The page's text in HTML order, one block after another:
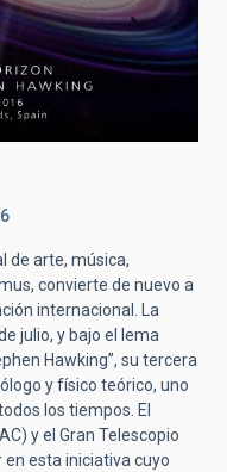
de arte, música,
convierte de nuevo a
internacional. La
julio, y bajo el lema
Hawking”, su tercera
y físico teórico, uno
los tiempos. El
y el Gran Telescopio
en esta iniciativa cuyo